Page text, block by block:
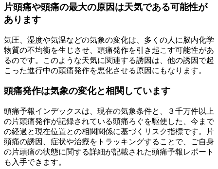
片頭痛や頭痛の最大の原因は天気である可能性が
あります
気圧、湿度や気温などの気象の変化は、多くの人に脳内化学
物質の不均衡を生じさせ、頭痛発作を引き起こす可能性があ
るのです。このような天気に関連する誘因は、他の誘因で起
こった進行中の頭痛発作を悪化させる原因にもなります。
頭痛発作は気象の変化と相関しています
頭痛予報インデックスは、現在の気象条件と、３千万件以上
の片頭痛発作が記録されている頭痛ろぐを駆使した、今まで
の経過と現在位置との相関関係に基づくリスク指標です。片
頭痛の誘因、症状や治療をトラッキングすることで、ご自身
の片頭痛の状態に関する詳細が記載された頭痛予報レポート
も入手できます。